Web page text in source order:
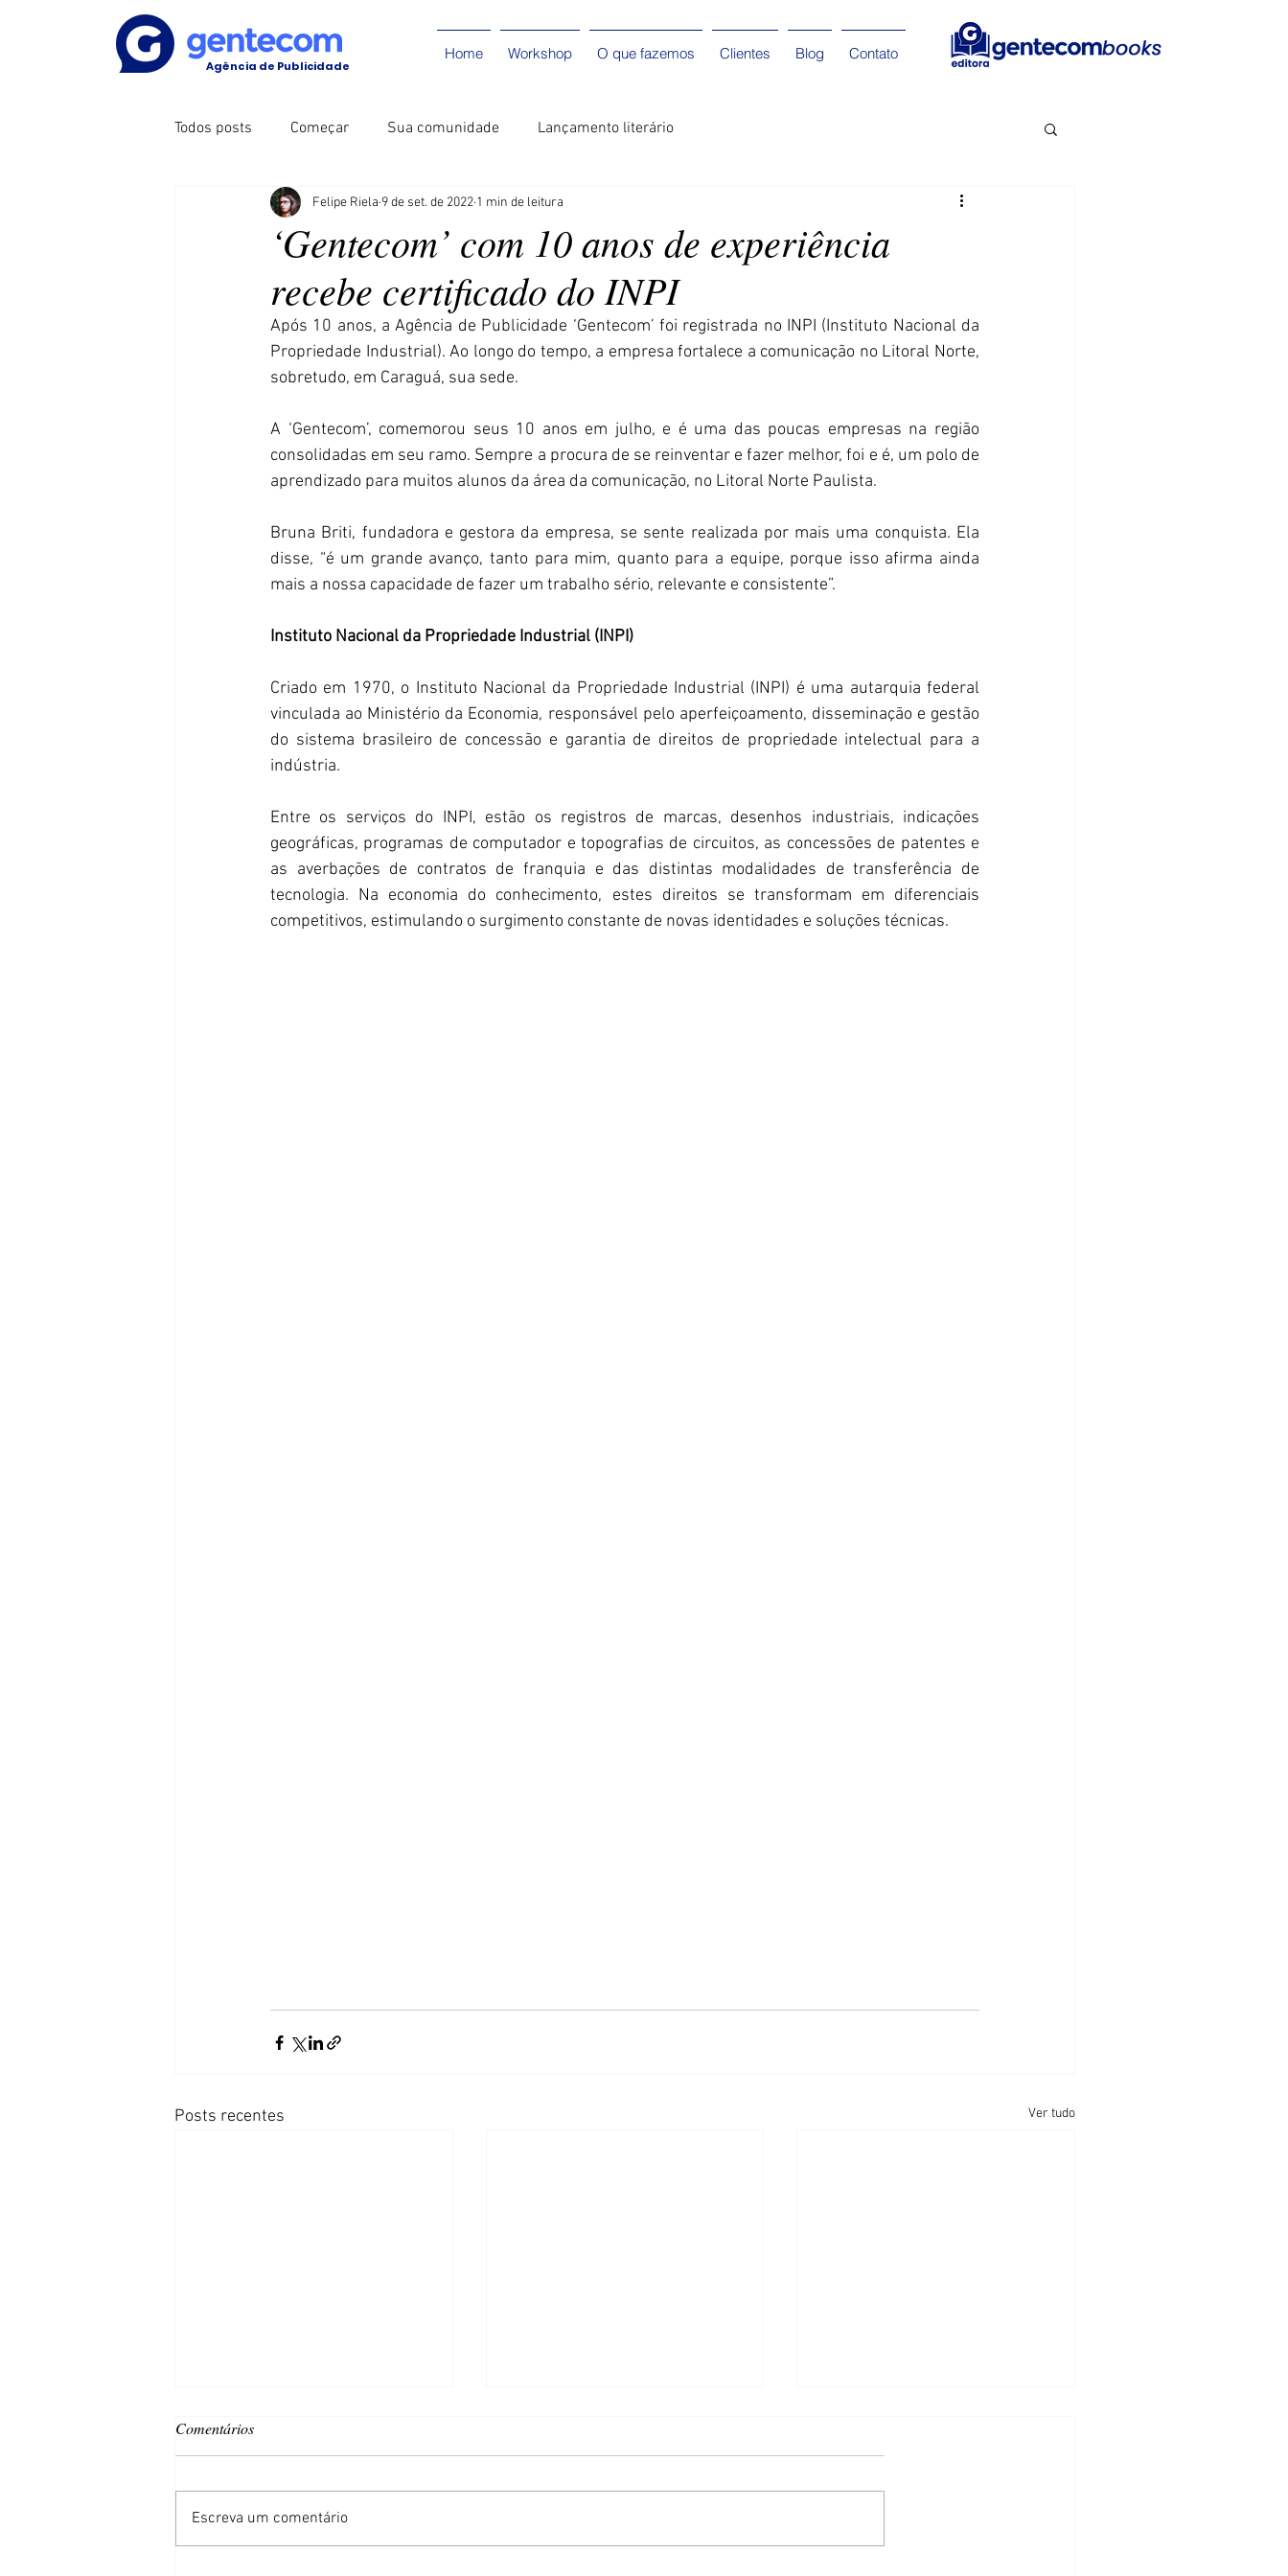
Home Workshop O que fazemos Clientes Blog Contato
Agência de Publicidade
Todos posts Começar Sua comunidade Lançamento literário
‘Gentecom’ com 10 anos de experiência
recebe certificado do INPI
Felipe Riela 9 de set. de 2022 1 min de leitura
Após 10 anos, a Agência de Publicidade ‘Gentecom’ foi registrada no INPI (Instituto Nacional da
Propriedade Industrial). Ao longo do tempo, a empresa fortalece a comunicação no Litoral Norte,
sobretudo, em Caraguá, sua sede.
A ‘Gentecom’, comemorou seus 10 anos em julho, e é uma das poucas empresas na região
consolidadas em seu ramo. Sempre a procura de se reinventar e fazer melhor, foi e é, um polo de
aprendizado para muitos alunos da área da comunicação, no Litoral Norte Paulista.
Bruna Briti, fundadora e gestora da empresa, se sente realizada por mais uma conquista. Ela
disse, “é um grande avanço, tanto para mim, quanto para a equipe, porque isso afirma ainda
mais a nossa capacidade de fazer um trabalho sério, relevante e consistente”.
Instituto Nacional da Propriedade Industrial (INPI)
Criado em 1970, o Instituto Nacional da Propriedade Industrial (INPI) é uma autarquia federal
vinculada ao Ministério da Economia, responsável pelo aperfeiçoamento, disseminação e gestão
do sistema brasileiro de concessão e garantia de direitos de propriedade intelectual para a
indústria.
Entre os serviços do INPI, estão os registros de marcas, desenhos industriais, indicações
geográficas, programas de computador e topografias de circuitos, as concessões de patentes e
as averbações de contratos de franquia e das distintas modalidades de transferência de
tecnologia. Na economia do conhecimento, estes direitos se transformam em diferenciais
competitivos, estimulando o surgimento constante de novas identidades e soluções técnicas.
Posts recentes Ver tudo
Comentários
Escreva um comentário